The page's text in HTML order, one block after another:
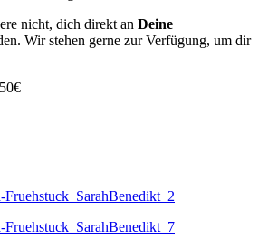
nicht, dich direkt an Deine
Wir stehen gerne zur Verfügung, um dir